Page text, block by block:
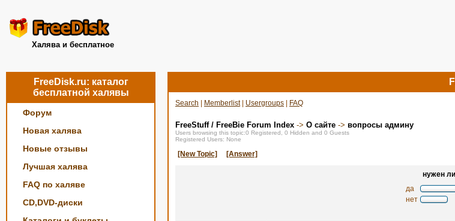
Халява и бесплатное
FreeDisk.ru: каталог
бесплатной халявы
Форум
Новая халява
Новые отзывы
Лучшая халява
FAQ по халяве
CD,DVD-диски
Search Memberlist| Usergroups FAQ
FreeStuff / FreeBie Forum Index -> О сайте -> вопросы админу
Users browsing this topic:0 Registered, 0 Hidden and 0 Guests
Registered Users: None
[New Topic] [Answer]
нужен
да
нет